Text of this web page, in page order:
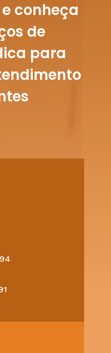
conheça
de
para